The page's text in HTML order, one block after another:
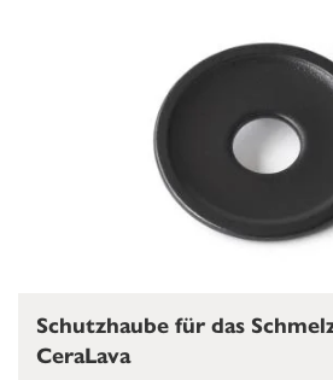
Schutzhaube für das
CeraLava